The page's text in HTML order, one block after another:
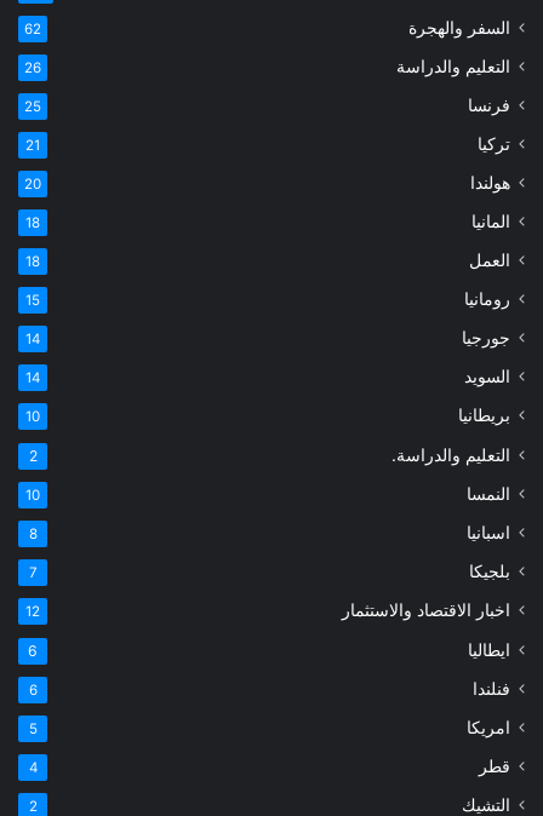
السفر والهجرة 62
التعليم والدراسة 26
فرنسا 25
تركيا 21
هولندا 20
المانيا 18
العمل 18
رومانيا 15
جورجيا 14
السويد 14
بريطانيا 10
التعليم والدراسة. 2
النمسا 10
اسبانيا 8
بلجيكا 7
اخبار الاقتصاد والاستثمار 12
ايطاليا 6
فنلندا 6
امريكا 5
قطر 4
التشيك 2